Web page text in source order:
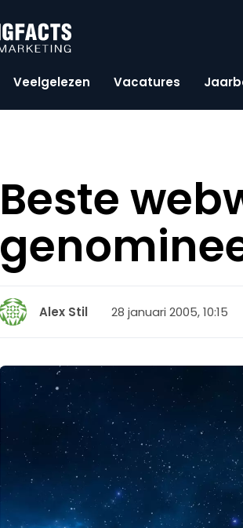
Veelgelezen Vacatures
Beste
Alex Stil 28 januari 2005, 10:15